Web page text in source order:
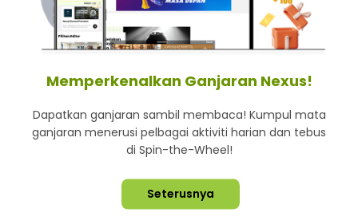
Lebih hot, viral dan sensasi
Terpelihara © 2026. Star Media Group Berhad [197101000523
Memperkenalkan Ganjaran Nexus!
Dapatkan ganjaran sambil membaca! Kumpul mata
ganjaran menerusi pelbagai aktiviti harian dan tebus
di Spin-the-Wheel!
Seterusnya